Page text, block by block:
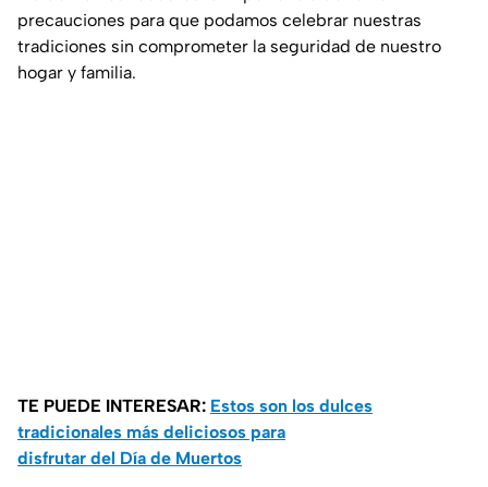
precauciones para que podamos celebrar nuestras
tradiciones sin comprometer la seguridad de nuestro
hogar y familia.
TE PUEDE INTERESAR: Estos son los dulces
tradicionales más deliciosos para
disfrutar del Día de Muertos